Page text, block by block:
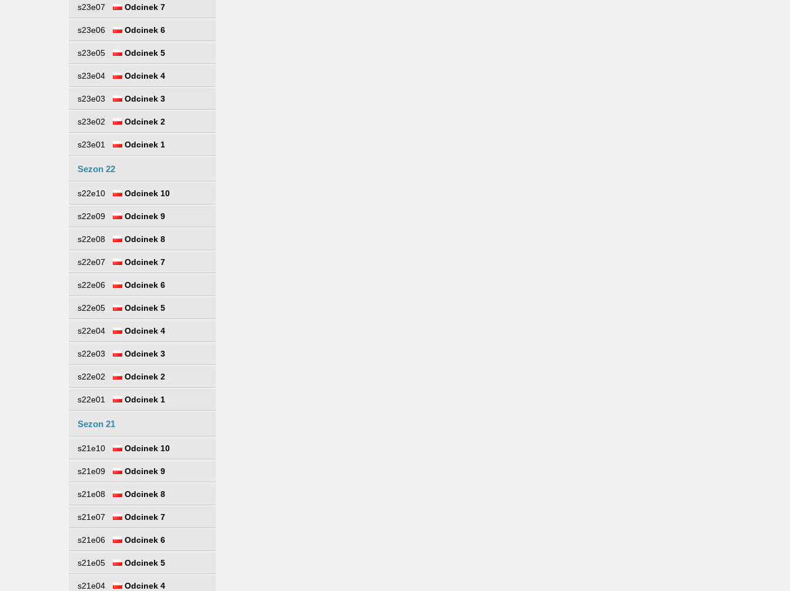
s23e07 Odcinek 7
s23e06 Odcinek 6
s23e05 Odcinek 5
s23e04 Odcinek 4
s23e03 Odcinek 3
s23e02 Odcinek 2
s23e01 Odcinek 1
Sezon 22
s22e10 Odcinek 10
s22e09 Odcinek 9
s22e08 Odcinek 8
s22e07 Odcinek 7
s22e06 Odcinek 6
s22e05 Odcinek 5
s22e04 Odcinek 4
s22e03 Odcinek 3
s22e02 Odcinek 2
s22e01 Odcinek 1
Sezon 21
s21e10 Odcinek 10
s21e09 Odcinek 9
s21e08 Odcinek 8
s21e07 Odcinek 7
s21e06 Odcinek 6
s21e05 Odcinek 5
s21e04 Odcinek 4